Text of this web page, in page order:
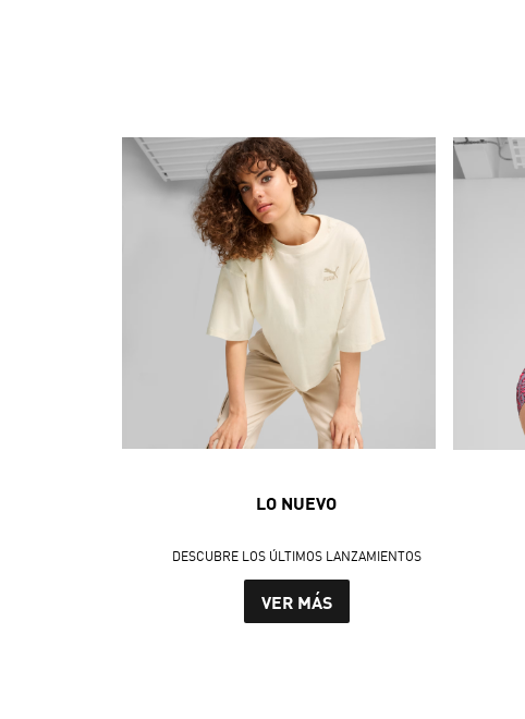
LO NUEVO
DESCUBRE LOS ÚLTIMOS LANZAMIENTOS
VER MÁS